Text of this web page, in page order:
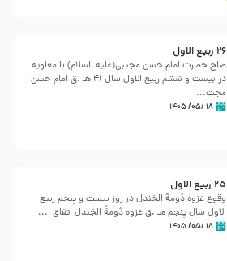
26 ربيع الاول
صلح حضرت امام حسن مجتبی(علیه السلام) با معاویه
در بیست و ششم ربیع الاول سال 41 هـ .ق امام حسن
مجت...
۱۸ /۰۵/ ۱۴۰۵
25 ربيع الاول
وقوع غزوه دُومةُ الجَندل در روز بیست و پنجم ربیع
الاول سال پنجم هـ .ق غزوه دُومةُ الجَندل اتفاق ا...
۱۸ /۰۵/ ۱۴۰۵